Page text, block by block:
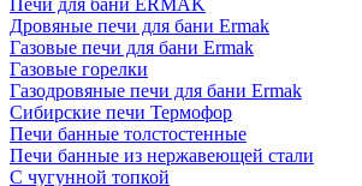
Печи для бани ERMAK
Дровяные печи для бани Ermak
Газовые печи для бани Ermak
Газовые горелки
Газодровяные печи для бани Ermak
Сибирские печи Термофор
Печи банные толстостенные
Печи банные из нержавеющей стали
С чугунной топкой